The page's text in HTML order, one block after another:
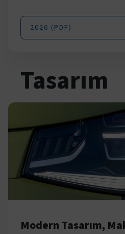
2026 (PDF)
Tasarım
Modern Tasarım,